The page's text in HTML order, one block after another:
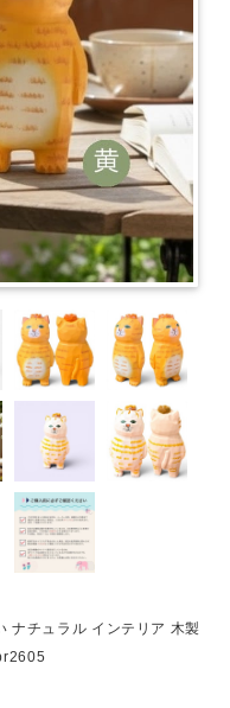
ナチュラル インテリア 木製